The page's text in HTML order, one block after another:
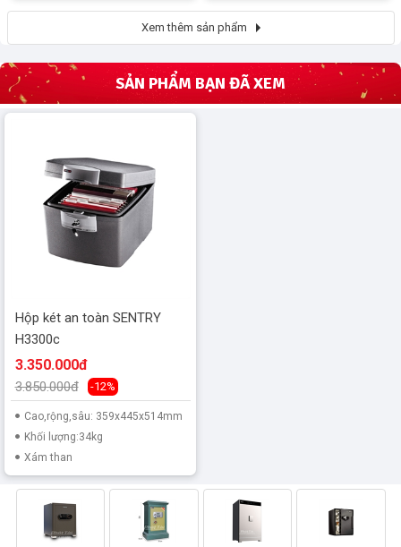
Xem thêm sản phẩm
SẢN PHẨM BẠN ĐÃ XEM
Hộp két an toàn SENTRY
H3300c
3.350.000đ
3.850.000đ -12%
Cao,rộng,sâu: 359x445x514mm
Khối lượng:34kg
Xám than